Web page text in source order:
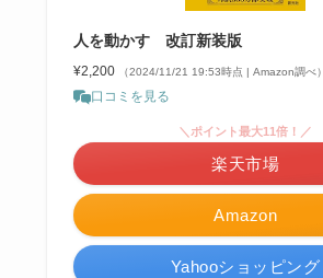
人を動かす 改訂新装版
¥2,200 （2024/11/21 19:53時点 | Amazon調べ）
口コミを見る
Amazon
＼ポイント最大11倍！／
楽天市場
Yahooショッピング